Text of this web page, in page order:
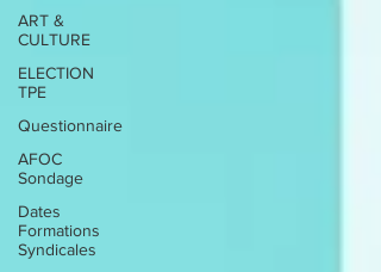
ART &
CULTURE
ELECTION
TPE
Questionnaire
AFOC
Sondage
Dates
Formations
Syndicales